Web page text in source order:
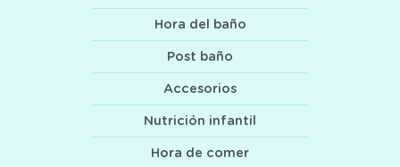
Hora del baño
Post baño
Accesorios
Nutrición infantil
Hora de comer